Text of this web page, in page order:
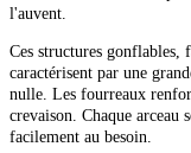
l'auvent.
Ces structures gonflables,
caractérisent par une
nulle. Les fourreaux
crevaison. Chaque arceau
facilement au besoin.